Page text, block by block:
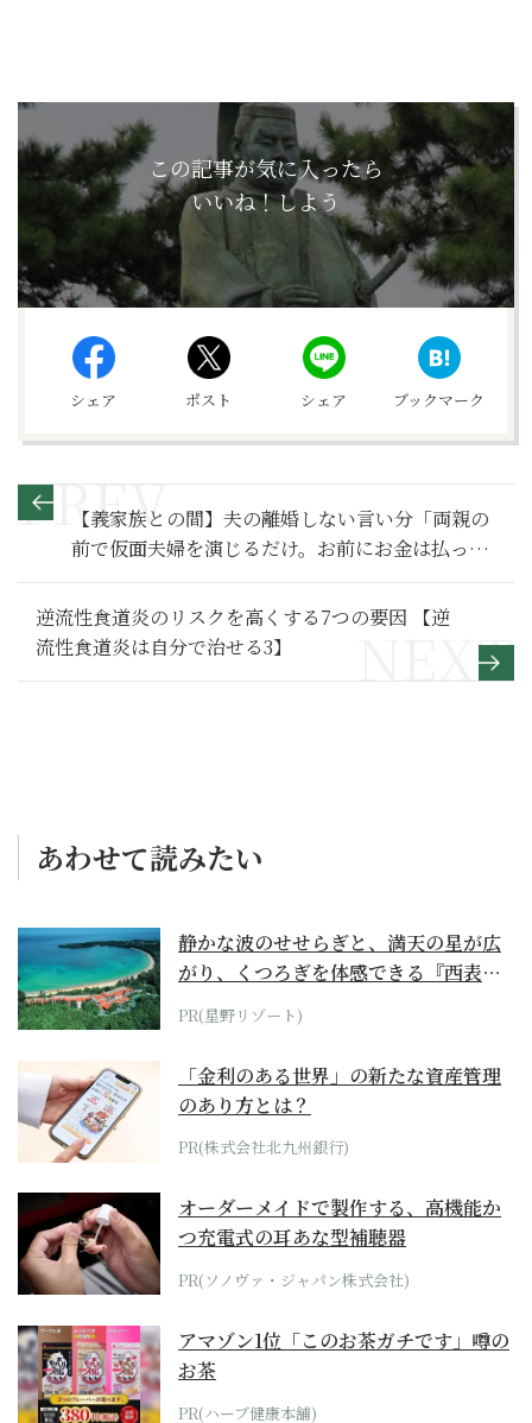
この記事が気に入ったら
いいね！しよう
シェア ポスト シェア ブックマーク
【義家族との間】夫の離婚しない言い分「両親の
前で仮面夫婦を演じるだけ。お前にお金は払って
いる」～その２～
逆流性食道炎のリスクを高くする7つの要因 【逆
流性食道炎は自分で治せる3】
あわせて読みたい
静かな波のせせらぎと、満天の星が広
がり、くつろぎを体感できる『西表島
ホテル by...
PR(星野リゾート)
「金利のある世界」の新たな資産管理
のあり方とは？
PR(株式会社北九州銀行)
オーダーメイドで製作する、高機能か
つ充電式の耳あな型補聴器
PR(ソノヴァ・ジャパン株式会社)
アマゾン1位「このお茶ガチです」噂の
お茶
PR(ハーブ健康本舗)